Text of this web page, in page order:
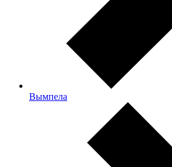
Вымпела